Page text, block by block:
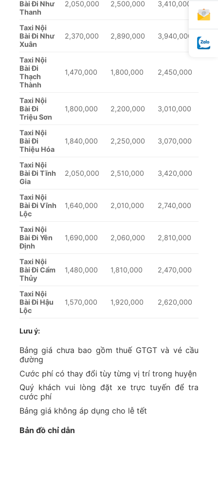
Bài Đi Như
Thanh
2,050,000 2,500,000 3,410,000
Taxi Nội
Bài Đi Như
Xuân
2,370,000 2,890,000 3,940,000
Taxi Nội
Bài Đi
Thạch
Thành
1,470,000 1,800,000 2,450,000
Taxi Nội
Bài Đi
Triệu Sơn
1,800,000 2,200,000 3,010,000
Taxi Nội
Bài Đi
Thiệu Hóa
1,840,000 2,250,000 3,070,000
Taxi Nội
Bài Đi Tĩnh
Gia
2,050,000 2,510,000 3,420,000
Taxi Nội
Bài Đi Vĩnh
Lộc
1,640,000 2,010,000 2,740,000
Taxi Nội
Bài Đi Yên
Định
1,690,000 2,060,000 2,810,000
Taxi Nội
Bài Đi Cẩm
Thủy
1,480,000 1,810,000 2,470,000
Taxi Nội
Bài Đi Hậu
Lộc
1,570,000 1,920,000 2,620,000
Lưu ý:
Bảng giá chưa bao gồm thuế GTGT và vé cầu
đường
Cước phí có thay đổi tùy từng vị trí trong huyện
Quý khách vui lòng đặt xe trực tuyến để tra
cước phí
Bảng giá không áp dụng cho lễ tết
Bản đồ chỉ dẫn